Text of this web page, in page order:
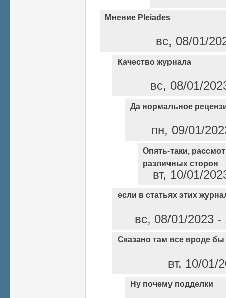
Мнение Pleiades
вс, 08/01/
Качество журнала
вс, 08/01/
Да нормальное
пн, 09/01/
Опять-таки,
различных сторон
вт, 10/01/
если в статьях этих
вс, 08/01/2023
Сказано там все вроде бы
вт, 10/01/
Ну почему подделки